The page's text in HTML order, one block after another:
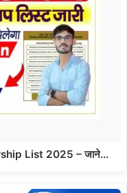
List 2025 – जाने…